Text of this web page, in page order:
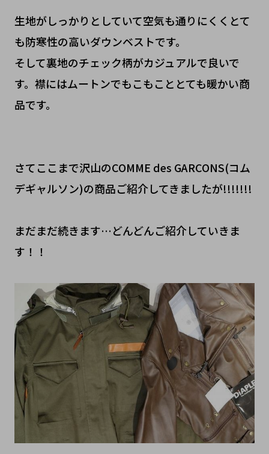
生地がしっかりとしていて空気も通りにくくとて
も防寒性の高いダウンベストです。
そして裏地のチェック柄がカジュアルで良いで
す。襟にはムートンでもこもこととても暖かい商
品です。
さてここまで沢山のCOMME des GARCONS(コム
デギャルソン)の商品ご紹介してきましたが!!!!!!!
まだまだ続きます…どんどんご紹介していきま
す！！